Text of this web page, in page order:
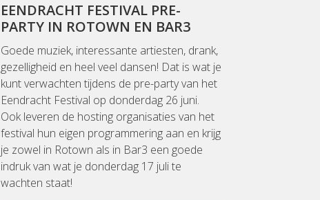
EENDRACHT FESTIVAL PRE-
PARTY IN ROTOWN EN BAR3
Goede muziek, interessante artiesten, drank,
gezelligheid en heel veel dansen! Dat is wat je
kunt verwachten tijdens de pre-party van het
Eendracht Festival op donderdag 26 juni.
Ook leveren de hosting organisaties van het
festival hun eigen programmering aan en krijg
je zowel in Rotown als in Bar3 een goede
indruk van wat je donderdag 17 juli te
wachten staat!